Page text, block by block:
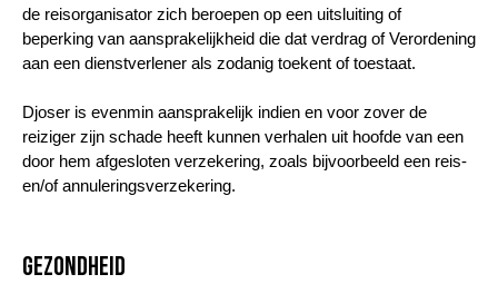
de reisorganisator zich beroepen op een uitsluiting of
beperking van aansprakelijkheid die dat verdrag of Verordening
aan een dienstverlener als zodanig toekent of toestaat.
Djoser is evenmin aansprakelijk indien en voor zover de
reiziger zijn schade heeft kunnen verhalen uit hoofde van een
door hem afgesloten verzekering, zoals bijvoorbeeld een reis-
en/of annuleringsverzekering.
Gezondheid